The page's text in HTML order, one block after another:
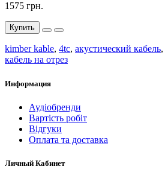
1575 грн.
Купить
kimber kable, 4tc, акустический кабель,
кабель на отрез
Информация
Аудіобренди
Вартість робіт
Відгуки
Оплата та доставка
Личный Кабинет